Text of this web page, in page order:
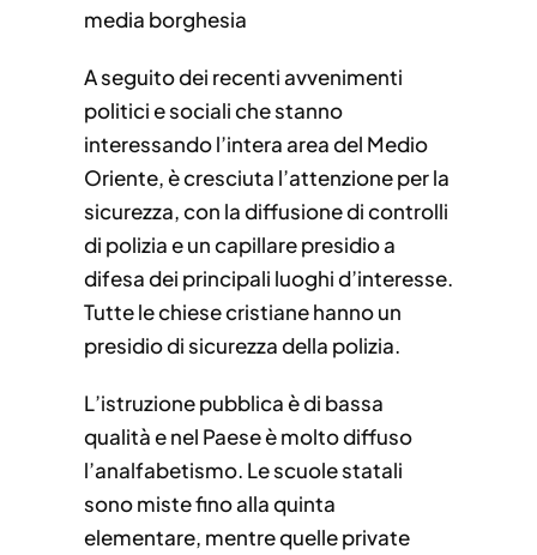
media borghesia
A seguito dei recenti avvenimenti
politici e sociali che stanno
interessando l’intera area del Medio
Oriente, è cresciuta l’attenzione per la
sicurezza, con la diffusione di controlli
di polizia e un capillare presidio a
difesa dei principali luoghi d’interesse.
Tutte le chiese cristiane hanno un
presidio di sicurezza della polizia.
L’istruzione pubblica è di bassa
qualità e nel Paese è molto diffuso
l’analfabetismo. Le scuole statali
sono miste fino alla quinta
elementare, mentre quelle private